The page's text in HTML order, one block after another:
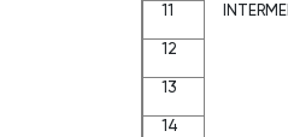
11
12
13
14